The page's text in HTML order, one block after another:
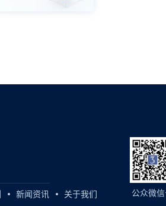
新闻资讯 关于我们 公众微